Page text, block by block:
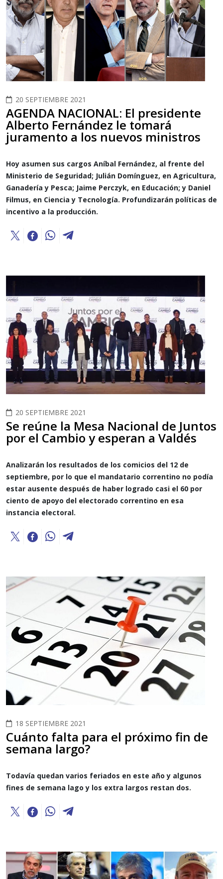
20 SEPTIEMBRE 2021
AGENDA NACIONAL: El presidente
Alberto Fernández le tomará
juramento a los nuevos ministros
Hoy asumen sus cargos Aníbal Fernández, al frente del
Ministerio de Seguridad; Julián Domínguez, en Agricultura,
Ganadería y Pesca; Jaime Perczyk, en Educación; y Daniel
Filmus, en Ciencia y Tecnología. Profundizarán políticas de
incentivo a la producción.
20 SEPTIEMBRE 2021
Se reúne la Mesa Nacional de Juntos
por el Cambio y esperan a Valdés
Analizarán los resultados de los comicios del 12 de
septiembre, por lo que el mandatario correntino no podía
estar ausente después de haber logrado casi el 60 por
ciento de apoyo del electorado correntino en esa
instancia electoral.
18 SEPTIEMBRE 2021
Cuánto falta para el próximo fin de
semana largo?
Todavía quedan varios feriados en este año y algunos
fines de semana lago y los extra largos restan dos.